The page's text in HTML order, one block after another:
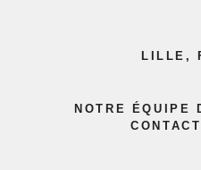
LILLE,
NOTRE ÉQUIPE